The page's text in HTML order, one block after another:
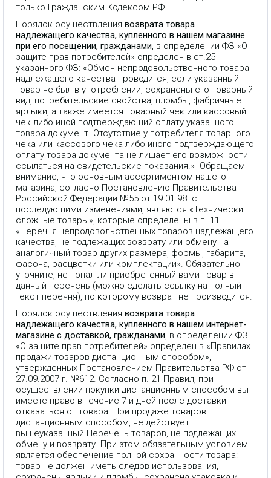
только Гражданским Кодексом РФ.
Порядок осуществления возврата товара
надлежащего качества, купленного в нашем магазине
при его посещении, гражданами , в определении ФЗ «О
защите прав потребителей» определен в ст.25
указанного ФЗ: «Обмен непродовольственного товара
надлежащего качества проводится, если указанный
товар не был в употреблении, сохранены его товарный
вид, потребительские свойства, пломбы, фабричные
ярлыки, а также имеется товарный чек или кассовый
чек либо иной подтверждающий оплату указанного
товара документ. Отсутствие у потребителя товарного
чека или кассового чека либо иного подтверждающего
оплату товара документа не лишает его возможности
ссылаться на свидетельские показания.» Обращаем
внимание, что основным ассортиментом нашего
магазина, согласно Постановлению Правительства
Российской Федерации №55 от 19.01.98. с
последующими изменениями, являются «Технически
сложные товары», которые определены в п. 11
«Перечня непродовольственных товаров надлежащего
качества, не подлежащих возврату или обмену на
аналогичный товар других размера, формы, габарита,
фасона, расцветки или комплектации». Обязательно
уточните, не попал ли приобретенный вами товар в
данный перечень (можно сделать ссылку на полный
текст перечня), по которому возврат не производится.
Порядок осуществления возврата товара
надлежащего качества, купленного в нашем интернет-
магазине с доставкой, гражданами , в определении ФЗ
«О защите прав потребителей» определен в «Правилах
продажи товаров дистанционным способом»,
утвержденных Постановлением Правительства РФ от
27.09.2007 г. №612. Согласно п. 21 Правил, при
осуществлении покупки дистанционным способом вы
имеете право в течение 7-и дней после доставки
отказаться от товара. При продаже товаров
дистанционным способом, не действует
вышеуказанный Перечень товаров, не подлежащих
обмену и возврату. При этом обязательным условием
является обеспечение полной сохранности товара:
товар не должен иметь следов использования,